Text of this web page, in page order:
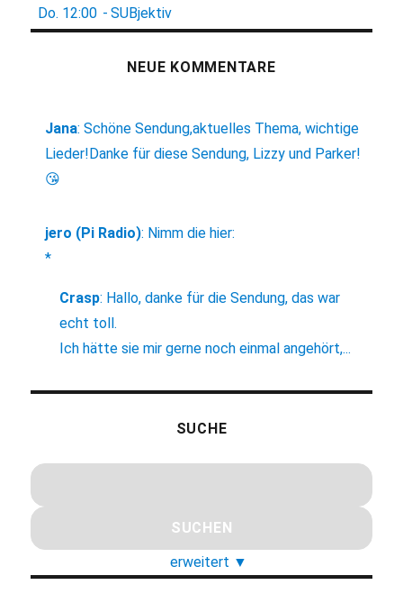
Do. 12:00 - SUBjektiv
NEUE KOMMENTARE
Jana:Schöne Sendung,aktuelles Thema, wichtige
Lieder!Danke für diese Sendung, Lizzy und Parker!
😘
jero (Pi Radio): Nimm die hier:
*
Crasp: Hallo, danke für die Sendung, das war
echt toll.
Ich hätte sie mir gerne noch einmal angehört,...
SUCHE
erweitert ▼